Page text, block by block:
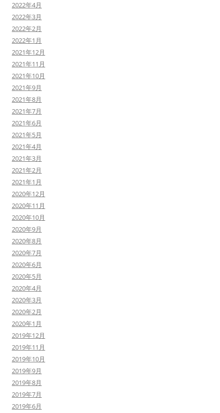
2022年4月
2022年3月
2022年2月
2022年1月
2021年12月
2021年11月
2021年10月
2021年9月
2021年8月
2021年7月
2021年6月
2021年5月
2021年4月
2021年3月
2021年2月
2021年1月
2020年12月
2020年11月
2020年10月
2020年9月
2020年8月
2020年7月
2020年6月
2020年5月
2020年4月
2020年3月
2020年2月
2020年1月
2019年12月
2019年11月
2019年10月
2019年9月
2019年8月
2019年7月
2019年6月